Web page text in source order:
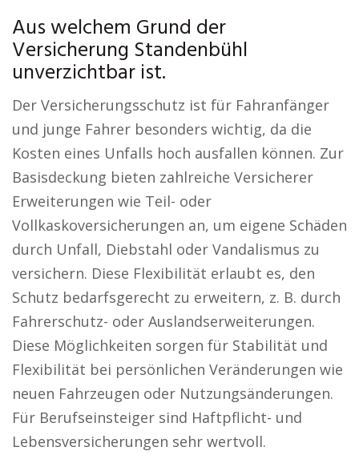
Aus welchem Grund der
Versicherung Standenbühl
unverzichtbar ist.
Der Versicherungsschutz ist für Fahranfänger
und junge Fahrer besonders wichtig, da die
Kosten eines Unfalls hoch ausfallen können. Zur
Basisdeckung bieten zahlreiche Versicherer
Erweiterungen wie Teil- oder
Vollkaskoversicherungen an, um eigene Schäden
durch Unfall, Diebstahl oder Vandalismus zu
versichern. Diese Flexibilität erlaubt es, den
Schutz bedarfsgerecht zu erweitern, z. B. durch
Fahrerschutz- oder Auslandserweiterungen.
Diese Möglichkeiten sorgen für Stabilität und
Flexibilität bei persönlichen Veränderungen wie
neuen Fahrzeugen oder Nutzungsänderungen.
Für Berufseinsteiger sind Haftpflicht- und
Lebensversicherungen sehr wertvoll.